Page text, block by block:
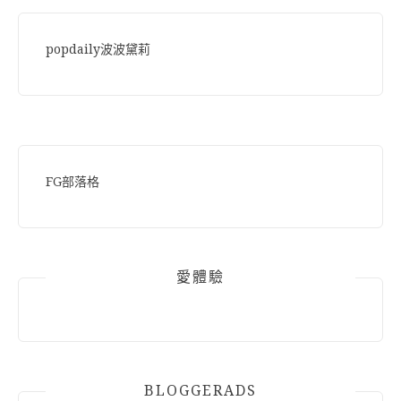
popdaily波波黛莉
FG部落格
愛體驗
BLOGGERADS